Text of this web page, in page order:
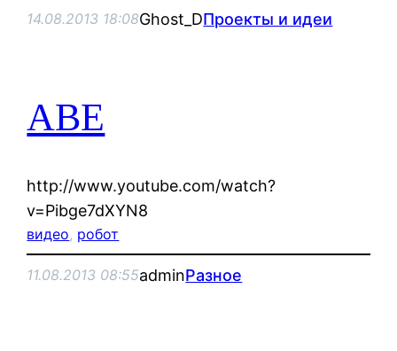
14.08.2013 18:08Ghost_DПроекты и идеи
ABE
http://www.youtube.com/watch?
v=Pibge7dXYN8
видео, робот
11.08.2013 08:55adminРазное